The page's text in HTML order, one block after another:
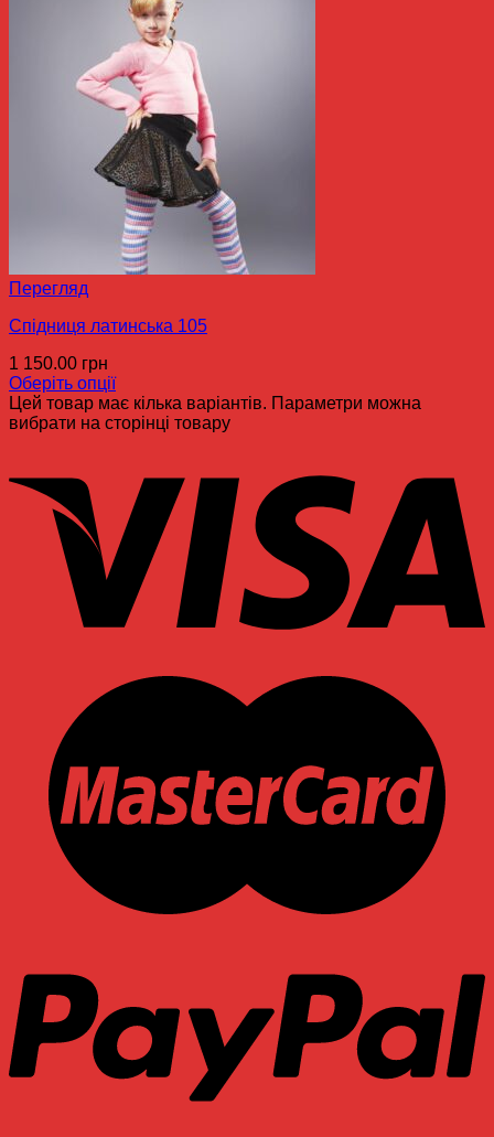
Перегляд
Спідниця латинська 105
1 150.00 грн
Оберіть опції
Цей товар має кілька варіантів. Параметри можна
вибрати на сторінці товару